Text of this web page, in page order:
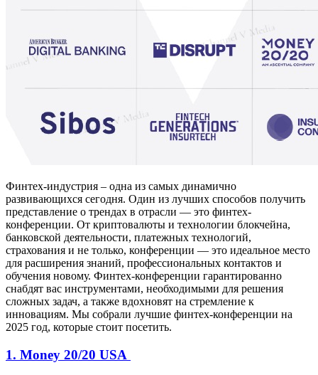
Финтех-индустрия – одна из самых динамично
развивающихся сегодня. Один из лучших способов получить
представление о трендах в отрасли — это финтех-
конференции. От криптовалюты и технологии блокчейна,
банковской деятельности, платежных технологий,
страхования и не только, конференции — это идеальное место
для расширения знаний, профессиональных контактов и
обучения новому. Финтех-конференции гарантированно
снабдят вас инструментами, необходимыми для решения
сложных задач, а также вдохновят на стремление к
инновациям. Мы собрали лучшие финтех-конференции на
2025 год, которые стоит посетить.
1. Money 20/20 USA